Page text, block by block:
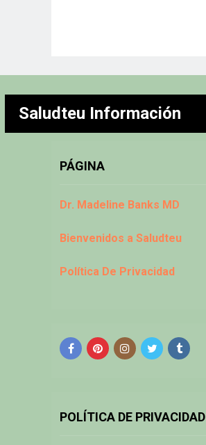
Saludteu Información
PÁGINA
Dr. Madeline Banks MD
Bienvenidos a Saludteu
Política De Privacidad
POLÍTICA DE PRIVACIDAD